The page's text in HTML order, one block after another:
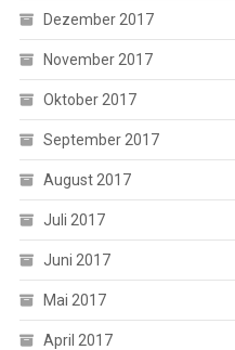
Dezember 2017
November 2017
Oktober 2017
September 2017
August 2017
Juli 2017
Juni 2017
Mai 2017
April 2017